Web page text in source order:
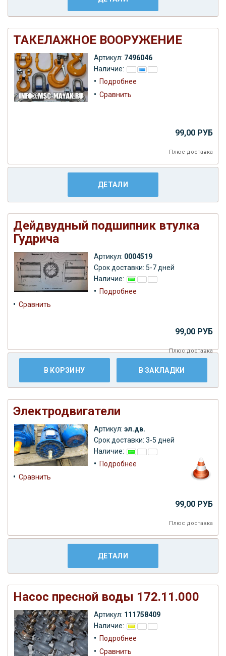
ТАКЕЛАЖНОЕ ВООРУЖЕНИЕ
Артикул: 7496046
Наличие:
• Подробнее
• Сравнить
99,00 РУБ
Плюс доставка
ДЕТАЛИ
Дейдвудный подшипник втулка
Гудрича
Артикул: 0004519
Срок доставки: 5-7 дней
Наличие:
• Подробнее
• Сравнить
99,00 РУБ
Плюсдоставка
В КОРЗИНУ В ЗАКЛАДКИ
Электродвигатели
Артикул: эл.дв.
Срок доставки: 3-5 дней
Наличие:
• Подробнее
• Сравнить
99,00 РУБ
Плюс доставка
ДЕТАЛИ
Насос пресной воды 172.11.000
Артикул: 111758409
Наличие:
• Подробнее
• Сравнить